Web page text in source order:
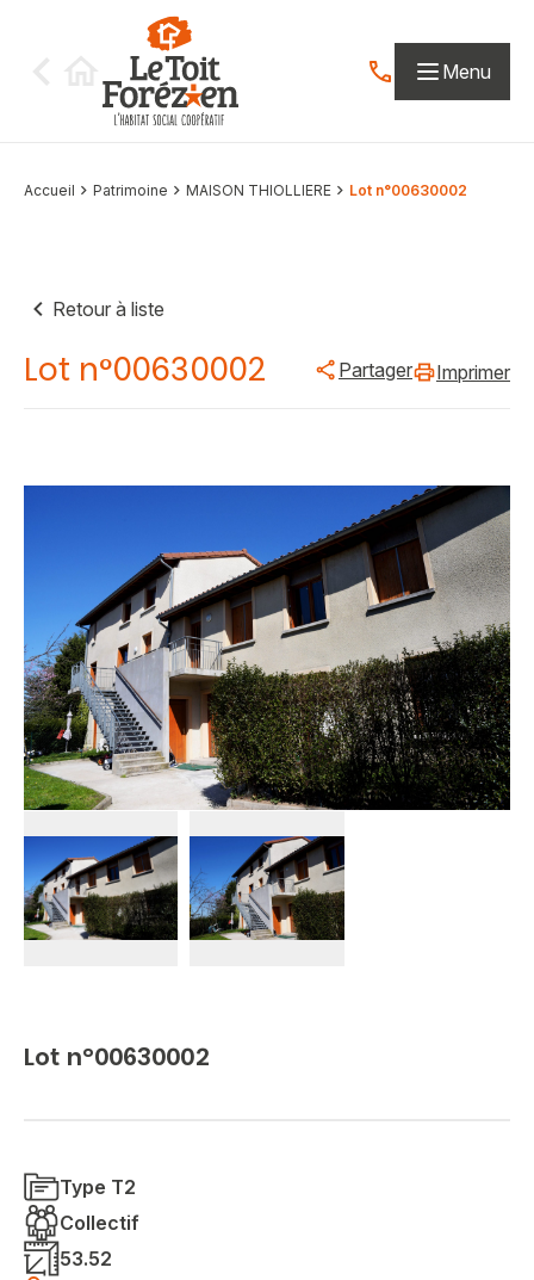
Contactez-nous
Menu
Accueil Patrimoine MAISON THIOLLIERE Lot n°00630002
Retour à liste
Lot n°00630002 Partager Imprimer
Lot n°00630002
Type T2
Collectif
53.52